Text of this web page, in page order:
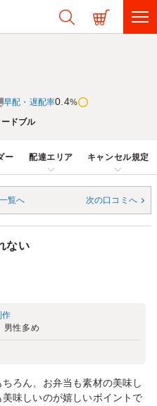
早配・遅配率0.4%
ドブル
ー 配達エリア キャンセル規定
覧へ 次の口コミへ
ない
作
男性多め
ろん、お弁当も素材の美味し
味しいのが嬉しいポイントで